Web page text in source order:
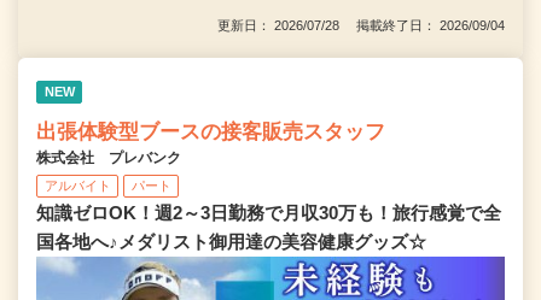
更新日： 2026/07/28 掲載終了日： 2026/09/04
NEW
出張体験型ブースの接客販売スタッフ
株式会社 プレバンク
アルバイト パート
知識ゼロOK！週2～3日勤務で月収30万も！旅行感覚で全
国各地へ♪メダリスト御用達の美容健康グッズ☆